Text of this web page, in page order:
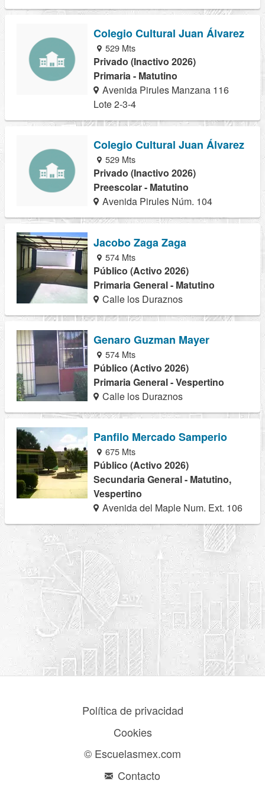
Colegio Cultural Juan Álvarez
529 Mts
Privado (Inactivo 2026)
Primaria - Matutino
Avenida Pirules Manzana 116
Lote 2-3-4
Colegio Cultural Juan Álvarez
529 Mts
Privado (Inactivo 2026)
Preescolar - Matutino
Avenida Pirules Núm. 104
Jacobo Zaga Zaga
574 Mts
Público (Activo 2026)
Primaria General - Matutino
Calle los Duraznos
Genaro Guzman Mayer
574 Mts
Público (Activo 2026)
Primaria General - Vespertino
Calle los Duraznos
Panfilo Mercado Samperio
675 Mts
Público (Activo 2026)
Secundaria General - Matutino,
Vespertino
Avenida del Maple Num. Ext. 106
Política de privacidad
Cookies
© Escuelasmex.com
Contacto